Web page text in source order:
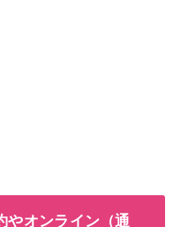
やオンライン（通